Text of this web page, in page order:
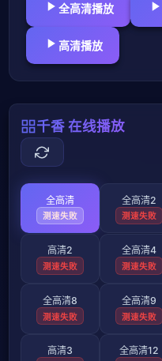
全高清播放
高清播放
千香 在线播放
全高清
测速失败
全高清2
测速失败
高清2
测速失败
全高清4
测速失败
全高清8
测速失败
全高清9
测速失败
高清3 全高清12